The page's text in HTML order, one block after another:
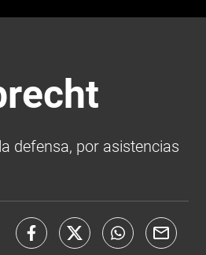
defensa, por asistencias